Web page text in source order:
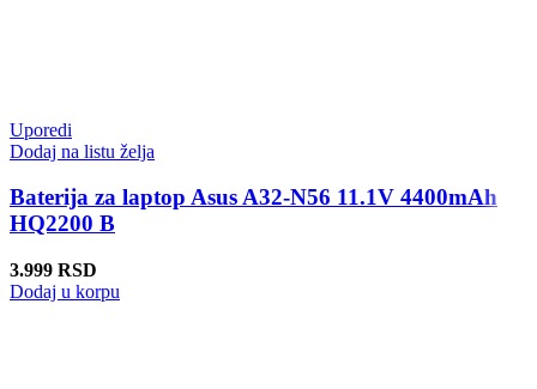
Uporedi
Dodaj na listu želja
Baterija za laptop Asus A32-N56 11.1V 4400mAh
HQ2200 B
3.999 RSD
Dodaj u korpu